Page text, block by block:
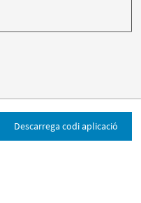
Descarrega codi aplicació